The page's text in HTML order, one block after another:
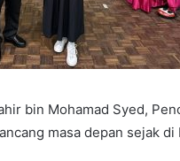
bin Mohamad Syed,
masa depan sejak di